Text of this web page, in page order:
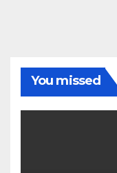
You missed